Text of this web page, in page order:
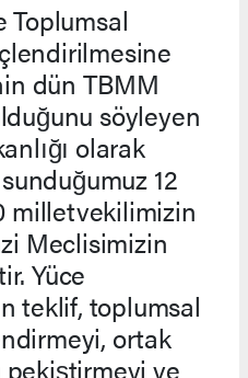
Toplumsal
dün TBMM
söyleyen
olarak
12
milletvekilimizin
Meclisimizin
Yüce
teklif, toplumsal
ortak
ve